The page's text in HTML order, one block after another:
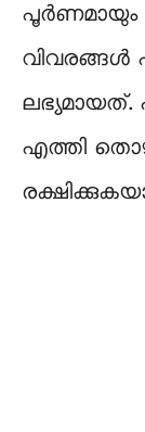
പൂർണമായും
വിവരങ്ങൾ
ലഭ്യമായത്.
എത്തി